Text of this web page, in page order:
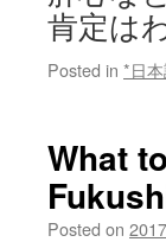
肯定は
Posted in *日
What
Posted on